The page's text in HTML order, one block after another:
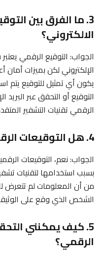
3. ما الفرق بين
الالكتروني؟
الجواب: التوقيع الرقمي
الإلكتروني لكن بميزات أمان
يكون أي تمثيل للتوقيع يتم
التوقيع أو التحقق عبر البريد
الرقمي تقنيات التشفير
4. هل التوقيعات الرقمية آمنة؟
الجواب: نعم، التوقيعات
بسبب استخدامها لتقنيات
من أن المعلومات لم تتعرض
الشخص الذي وقع على
5. كيف يمكنني
الرقمي؟